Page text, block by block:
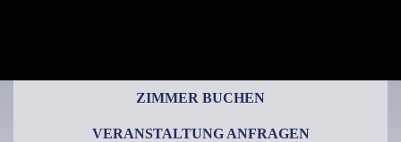
ZIMMER BUCHEN
VERANSTALTUNG ANFRAGEN